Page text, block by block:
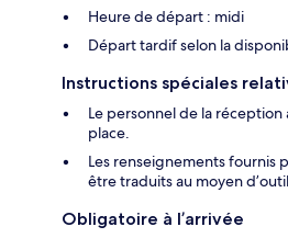
Heure de départ : midi
Départ tardif selon la
Instructions spéciales
Le personnel de la réception
place.
Les renseignements fournis
être traduits au moyen
Obligatoire à l’arrivée